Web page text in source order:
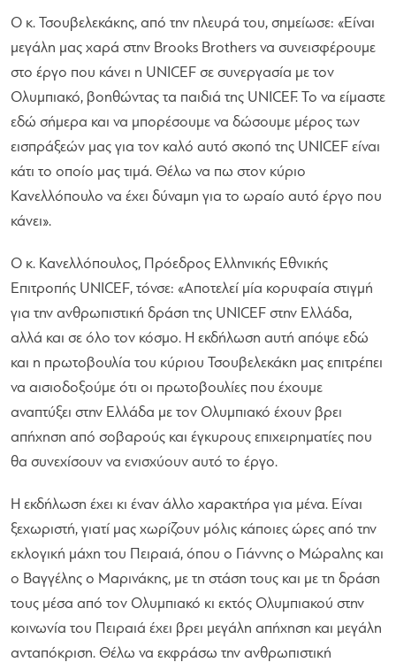
Ο κ. Τσουβελεκάκης, από την πλευρά του, σημείωσε: «Είναι
μεγάλη μας χαρά στην Brooks Brothers να συνεισφέρουμε
στο έργο που κάνει η UNICEF σε συνεργασία με τον
Ολυμπιακό, βοηθώντας τα παιδιά της UNICEF. Το να είμαστε
εδώ σήμερα και να μπορέσουμε να δώσουμε μέρος των
εισπράξεών μας για τον καλό αυτό σκοπό της UNICEF είναι
κάτι το οποίο μας τιμά. Θέλω να πω στον κύριο
Κανελλόπουλο να έχει δύναμη για το ωραίο αυτό έργο που
κάνει».
Ο κ. Κανελλόπουλος, Πρόεδρος Ελληνικής Εθνικής
Επιτροπής UNICEF, τόνσε: «Αποτελεί μία κορυφαία στιγμή
για την ανθρωπιστική δράση της UNICEF στην Ελλάδα,
αλλά και σε όλο τον κόσμο. Η εκδήλωση αυτή απόψε εδώ
και η πρωτοβουλία του κύριου Τσουβελεκάκη μας επιτρέπει
να αισιοδοξούμε ότι οι πρωτοβουλίες που έχουμε
αναπτύξει στην Ελλάδα με τον Ολυμπιακό έχουν βρει
απήχηση από σοβαρούς και έγκυρους επιχειρηματίες που
θα συνεχίσουν να ενισχύουν αυτό το έργο.
Η εκδήλωση έχει κι έναν άλλο χαρακτήρα για μένα. Είναι
ξεχωριστή, γιατί μας χωρίζουν μόλις κάποιες ώρες από την
εκλογική μάχη του Πειραιά, όπου ο Γιάννης ο Μώραλης και
ο Βαγγέλης ο Μαρινάκης, με τη στάση τους και με τη δράση
τους μέσα από τον Ολυμπιακό κι εκτός Ολυμπιακού στην
κοινωνία του Πειραιά έχει βρει μεγάλη απήχηση και μεγάλη
ανταπόκριση. Θέλω να εκφράσω την ανθρωπιστική